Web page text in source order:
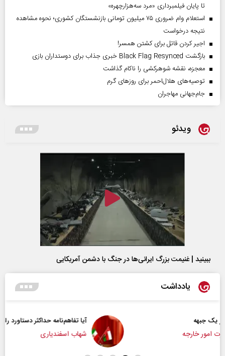
تا پایان فیلمبرداری «مرد سه‌هزارچهره»
استعلام وام ضروری ۷۵ میلیون تومانی بازنشستگان کشوری؛ نحوه مشاهده
نتیجه درخواست
اجیر کردن قاتل برای کشتن همسر!
بازگشت Black Flag Resynced خبری جذاب برای دوستداران بازی
معجزه، نقشه شوهرکشی را ناکام گذاشت
توصیه‌های هلال‌احمر برای روز‌های گرم
جام‌جهانی مهاجران
ویدئو
ببینید | غنیمت بزرگ ایرانی‌ها در جنگ با دشمن آمریکایی
یادداشت
آیا تفاهم‌نامه حداکثر دستاورد راهبردی ایران بود؟
شهاب اسفندیاری